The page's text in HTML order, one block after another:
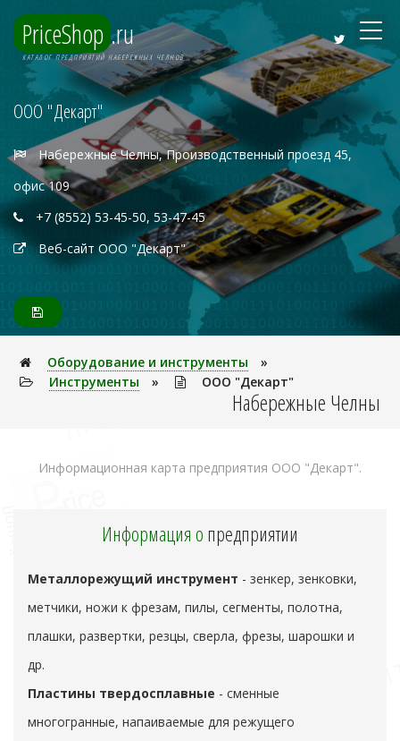
PriceShop .ru
КАТАЛОГ ПРЕДПРИЯТИЙ НАБЕРЕЖНЫХ ЧЕЛНОВ
ООО "Декарт"
Набережные Челны, Производственный проезд 45,
офис 109
+7 (8552) 53-45-50, 53-47-45
Веб-сайт ООО "Декарт"
Оборудование и инструменты
»
Инструменты
» ООО "Декарт"
Набережные Челны
Информационная карта предприятия ООО "Декарт".
Информация опредприятии
Металлорежущий инструмент - зенкер, зенковки,
метчики, ножи к фрезам, пилы, сегменты, полотна,
плашки, развертки, резцы, сверла, фрезы, шарошки и
др.
Пластины твердосплавные - сменные
многогранные, напаиваемые для режущего